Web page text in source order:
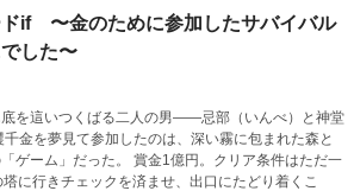
ドif 〜金のために参加したサバイバル
した〜
を這いつくばる二人の男――忌部（いんべ）と神堂
千金を夢見て参加したのは、深い霧に包まれた森と
ゲーム」だった。 賞金1億円。クリア条件はただ一
に行きチェックを済ませ、出口にたどり着くこ